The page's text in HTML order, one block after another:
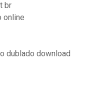
br
online
dublado download